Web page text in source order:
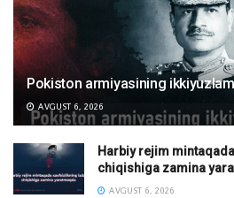
Pokiston armiyasining
AVGUST 6, 2026
Harbiy rejim
chiqishiga zamina
AVGUST 6, 2026